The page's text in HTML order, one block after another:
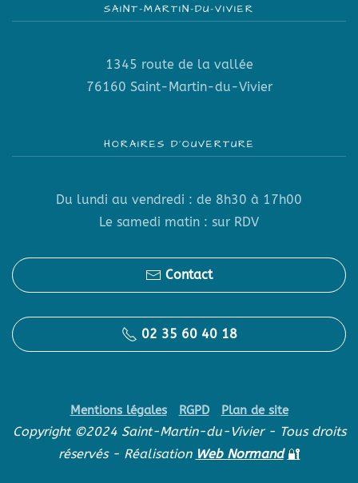
SAINT-MARTIN-DU-VIVIER
1345 route de la vallée
76160 Saint-Martin-du-Vivier
HORAIRES D’OUVERTURE
Du lundi au vendredi : de 8h30 à 17h00
Le samedi matin : sur RDV
Contact
02 35 60 40 18
Mentions légales RGPD Plan de site
Copyright ©2024 Saint-Martin-du-Vivier - Tous droits
réservés - Réalisation Web Normand 🔐